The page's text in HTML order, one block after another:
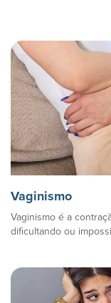
Vaginismo
Vaginismo é a
dificultando ou